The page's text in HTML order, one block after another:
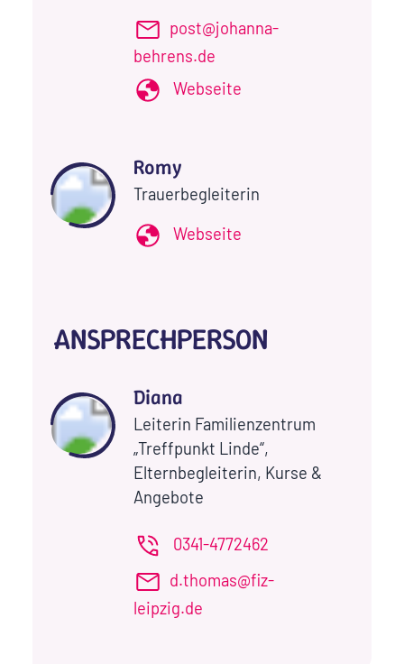
post@johanna-
behrens.de
Webseite
Romy
Trauerbegleiterin
Webseite
ANSPRECHPERSON
Diana
Leiterin Familienzentrum
„Treffpunkt Linde“,
Elternbegleiterin, Kurse &
Angebote
0341-4772462
d.thomas@fiz-
leipzig.de